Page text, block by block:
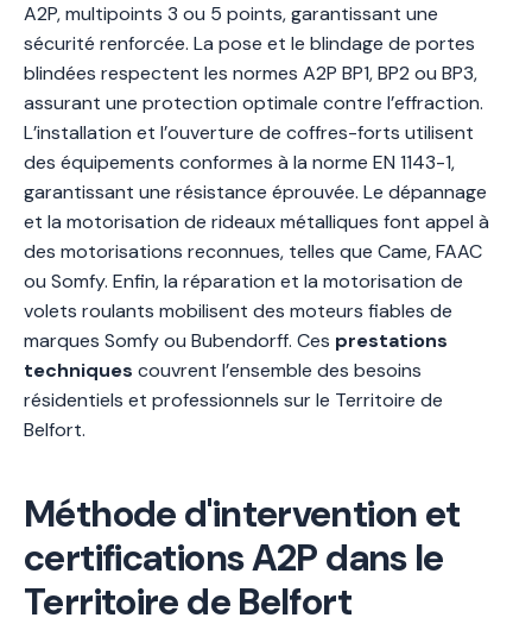
A2P, multipoints 3 ou 5 points, garantissant une
sécurité renforcée. La pose et le blindage de portes
blindées respectent les normes A2P BP1, BP2 ou BP3,
assurant une protection optimale contre l’effraction.
L’installation et l’ouverture de coffres-forts utilisent
des équipements conformes à la norme EN 1143-1,
garantissant une résistance éprouvée. Le dépannage
et la motorisation de rideaux métalliques font appel à
des motorisations reconnues, telles que Came, FAAC
ou Somfy. Enfin, la réparation et la motorisation de
volets roulants mobilisent des moteurs fiables de
marques Somfy ou Bubendorff. Ces prestations
techniques couvrent l’ensemble des besoins
résidentiels et professionnels sur le Territoire de
Belfort.
Méthode d'intervention et
certifications A2P dans le
Territoire de Belfort